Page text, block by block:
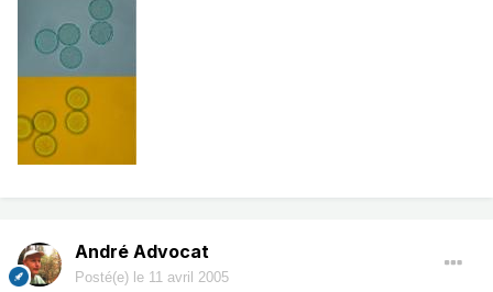
André Advocat
Posté(e) le 11 avril 2005